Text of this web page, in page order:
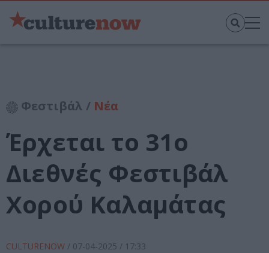
Φεστιβάλ / Νέα
Έρχεται το 31ο
Διεθνές Φεστιβάλ
Χορού Καλαμάτας
CULTURENOW / 07-04-2025 / 17:33